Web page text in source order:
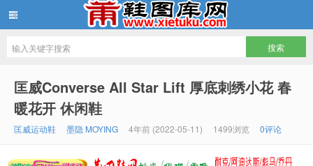
匡威Converse All Star Lift 厚底刺绣小花 春
暖花开 休闲鞋
匡威运动鞋 墨隐 MOYING 4年前 (2022-05-11) 1499浏览 0评论